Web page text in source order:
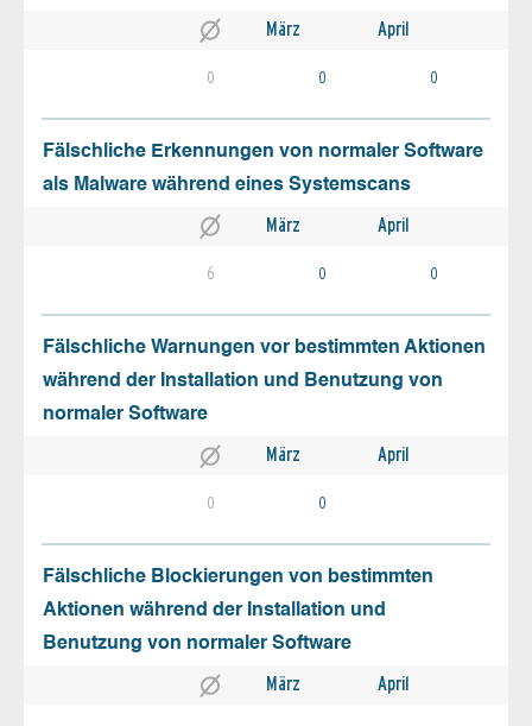
März April
0 0 0
Fälschliche Erkennungen von normaler Software
als Malware während eines Systemscans
März April
6 0 0
Fälschliche Warnungen vor bestimmten Aktionen
während der Installation und Benutzung von
normaler Software
März April
0 0
Fälschliche Blockierungen von bestimmten
Aktionen während der Installation und
Benutzung von normaler Software
März April